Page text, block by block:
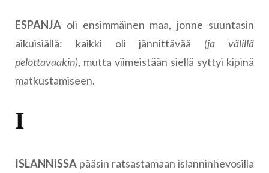
ESPANJA oli ensimmäinen maa, jonne suuntasin
aikuisiällä: kaikki oli jännittävää (ja välillä
pelottavaakin), mutta viimeistään siellä syttyi kipinä
matkustamiseen.
I
ISLANNISSA pääsin ratsastamaan islanninhevosilla